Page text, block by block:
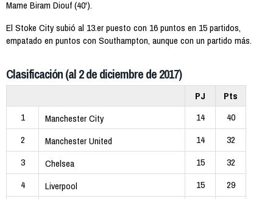
Mame Biram Diouf (40').
El Stoke City subió al 13.er puesto con 16 puntos en 15 partidos,
empatado en puntos con Southampton, aunque con un partido más.
Clasificación (al 2 de diciembre de 2017)
PJ
Pts
1
Manchester City 14
40
2
Manchester United 14
32
3
Chelsea 15
32
4
Liverpool 15
29